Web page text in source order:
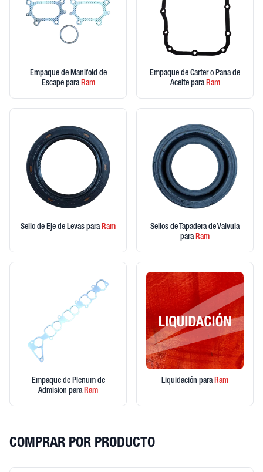
Empaque de Manifold de
Escape paraRam
Empaque de Carter o Pana de
Aceite paraRam
Sello de Eje de Levas paraRam
Sellos de Tapadera de Valvula
paraRam
Empaque de Plenum de
Admision paraRam
Liquidación paraRam
COMPRAR POR PRODUCTO